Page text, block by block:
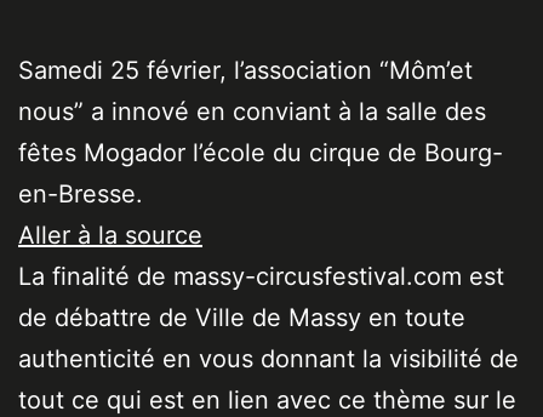
Samedi 25 février, l’association “Môm’et
nous” a innové en conviant à la salle des
fêtes Mogador l’école du cirque de Bourg-
en-Bresse.
Aller à la source
La finalité de massy-circusfestival.com est
de débattre de Ville de Massy en toute
authenticité en vous donnant la visibilité de
tout ce qui est en lien avec ce thème sur le